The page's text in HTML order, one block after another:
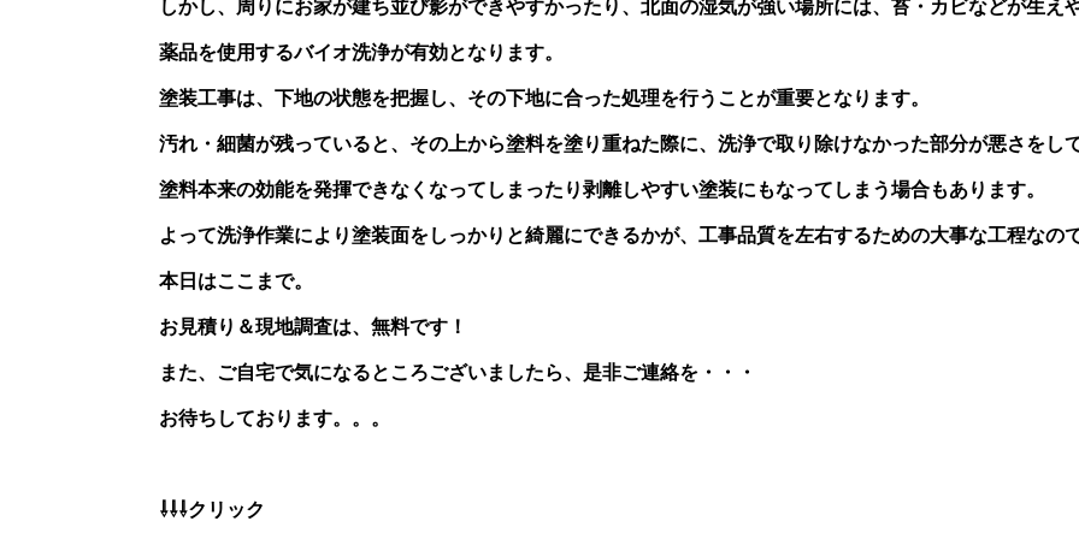
しかし、周りにお家が建ち並び影ができやすかったり、北面の湿気が強い場所には、苔・カビなどが生え
薬品を使用するバイオ洗浄が有効となります。
塗装工事は、下地の状態を把握し、その下地に合った処理を行うことが重要となります。
汚れ・細菌が残っていると、その上から塗料を塗り重ねた際に、洗浄で取り除けなかった部分が悪さをして
塗料本来の効能を発揮できなくなってしまったり剥離しやすい塗装にもなってしまう場合もあります。
よって洗浄作業により塗装面をしっかりと綺麗にできるかが、工事品質を左右するための大事な工程なの
本日はここまで。
お見積り＆現地調査は、無料です！
また、ご自宅で気になるところございましたら、是非ご連絡を・・・
お待ちしております。。。
⇩⇩⇩クリック